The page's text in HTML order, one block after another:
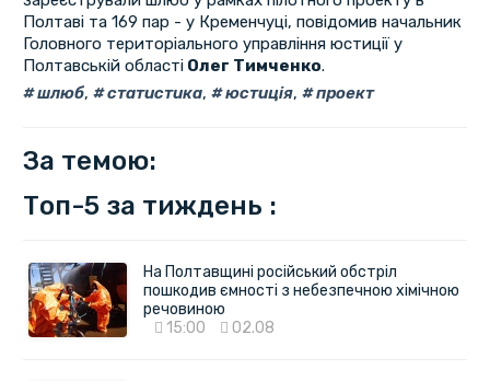
Полтаві та 169 пар - у Кременчуці, повідомив начальник
Головного територіального управління юстиції у
Полтавській областіОлег Тимченко.
шлюб, статистика, юстиція, проект
За темою:
Топ-5 за тиждень :
На Полтавщині російський обстріл
пошкодив ємності з небезпечною хімічною
речовиною
15:00
02.08